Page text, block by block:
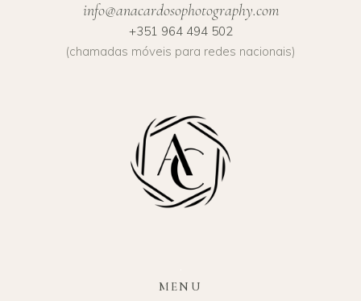
info@anacardosophotography.com
+351 964 494 502
(chamadas móveis para redes nacionais)
MENU